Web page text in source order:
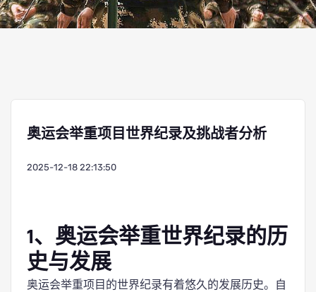
奥运会举重项目世界纪录及挑战者分析
2025-12-18 22:13:50
1、奥运会举重世界纪录的历
史与发展
奥运会举重项目的世界纪录有着悠久的发展历史。自